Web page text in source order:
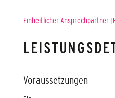
Einheitlicher Ansprechpartner
Voraussetzungen